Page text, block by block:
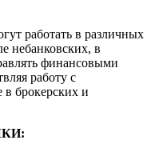
работать в различных
небанковских, в
финансовыми
работу с
брокерских и